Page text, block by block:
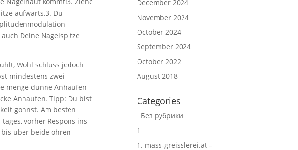
aufwarts.3. Du
Deine Nagelspitze
Wohl schluss jedoch
mindestens zwei
menge dunne Anhaufen
Anhaufen. Tipp: Du bist
gonnst. Am besten
vorher Respons ins
uber beide ohren
December 2024
November 2024
October 2024
September 2024
October 2022
August 2018
Categories
! Без рубрики
1
1. mass-greisslerei.at –